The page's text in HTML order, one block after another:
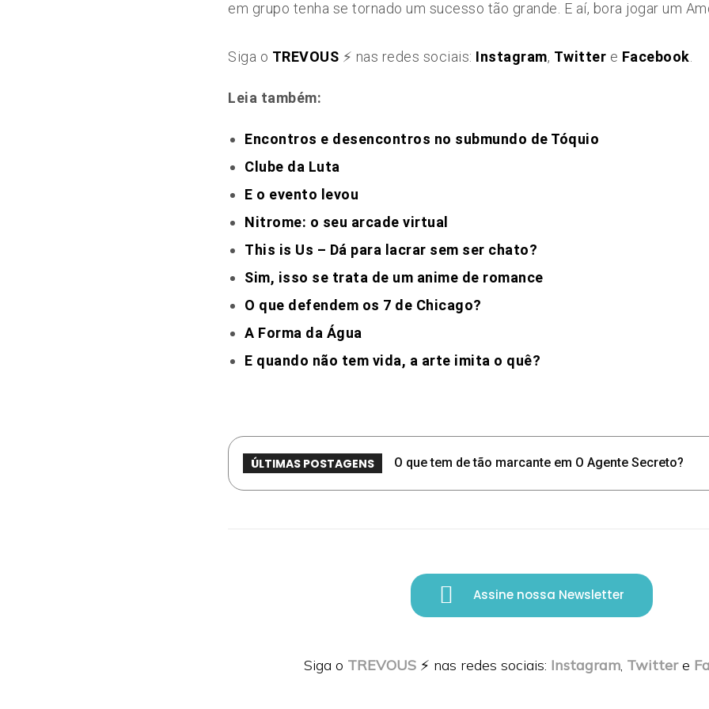
em grupo tenha se tornado um sucesso tão grande. E aí, bora jogar um
Siga o TREVOUS ⚡️ nas redes sociais: Instagram, Twitter e Facebook
Leia também:
Encontros e desencontros no submundo de Tóquio
Clube da Luta
E o evento levou
Nitrome: o seu arcade virtual
This is Us – Dá para lacrar sem ser chato?
Sim, isso se trata de um anime de romance
O que defendem os 7 de Chicago?
A Forma da Água
E quando não tem vida, a arte imita o quê?
ÚLTIMAS POSTAGENS O que tem de tão marcante em O Agente Secreto?
Assine nossa Newsletter
Siga o TREVOUS⚡️ nas redes sociais: Instagram, Twittere